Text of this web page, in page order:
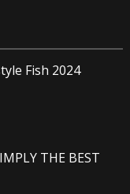
Fish 2024
THE BEST